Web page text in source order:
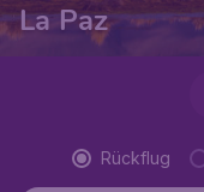
La Paz
Rückflug